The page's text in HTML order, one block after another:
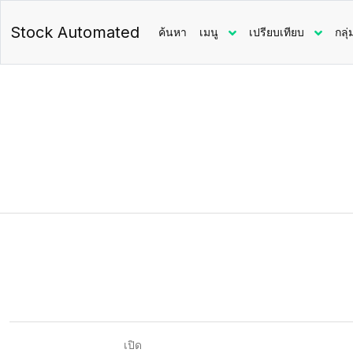
Stock Automated ค้นหา เมนู เปรียบเทียบ กลุ่
เปิด